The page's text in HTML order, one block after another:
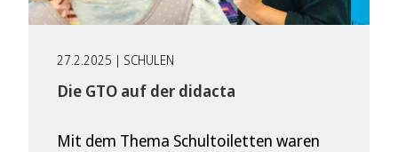
27.2.2025 | SCHULEN
Die GTO auf der didacta
Mit dem Thema Schultoiletten waren